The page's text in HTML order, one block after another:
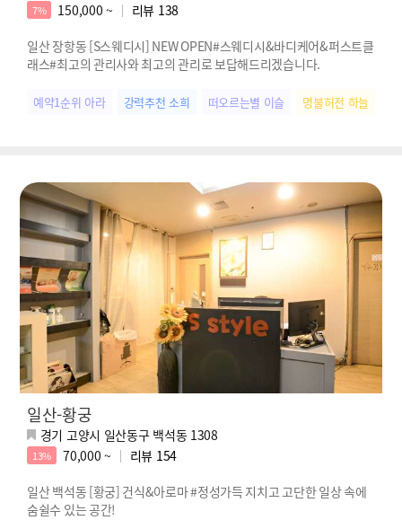
7% 150,000 ~ 리뷰 138
일산 장항동 [S스웨디시] NEW OPEN#스웨디시&바디케어&퍼스트클
래스#최고의 관리사와 최고의 관리로 보답해드리겠습니다.
예약1순위 아라 강력추천 소희 떠오르는별 이슬 명불허전 하늘
일산-황궁
경기 고양시 일산동구 백석동 1308
13% 70,000 ~ 리뷰 154
일산 백석동 [황궁] 건식&아로마 #정성가득 지치고 고단한 일상 속에
숨쉴수 있는 공간!